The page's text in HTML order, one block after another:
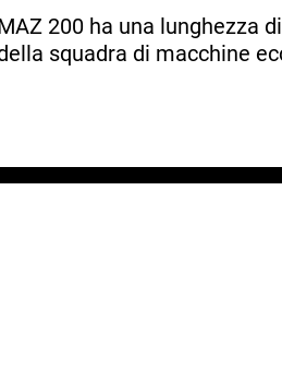
200 ha una lunghezza
squadra di macchine